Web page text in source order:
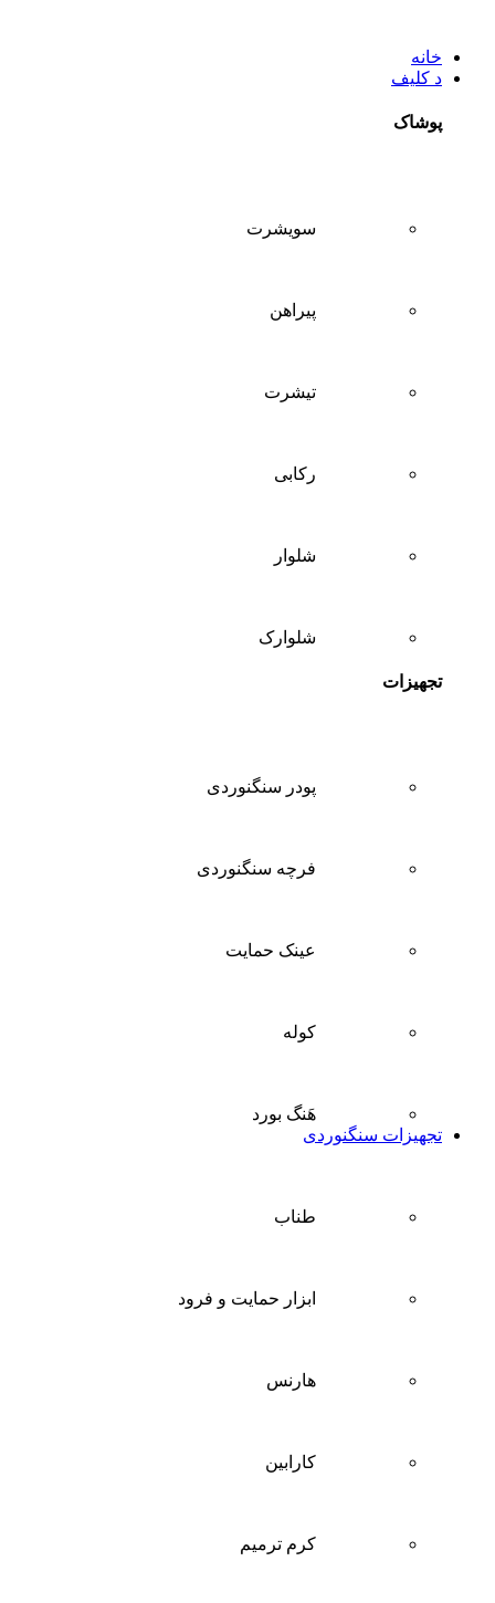
خانه
د کلیف
پوشاک
سويشرت
پیراهن
تيشرت
ركابی
شلوار
شلوارک
تجهیزات
پودر سنگنوردی
فرچه سنگنوردی
عینک حمایت
کوله
هَنگ بورد
تجهیزات سنگنوردی
طناب
ابزار حمایت و فرود
هارنس
کارابین
کرم ترمیم